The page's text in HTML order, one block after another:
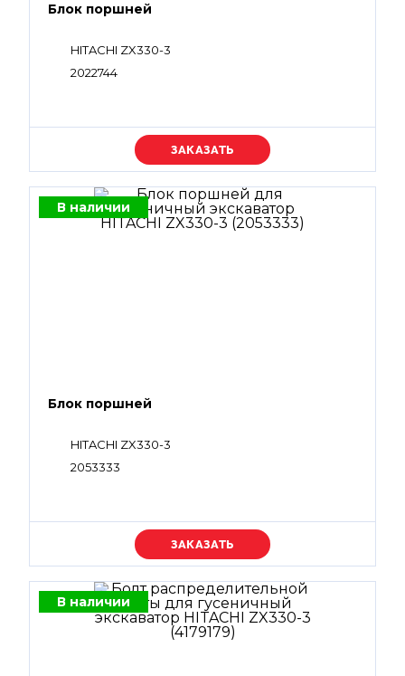
Блок поршней
HITACHI ZX330-3
2022744
Уточняйте цену
В наличии
Блок поршней
HITACHI ZX330-3
2053333
Уточняйте цену
В наличии